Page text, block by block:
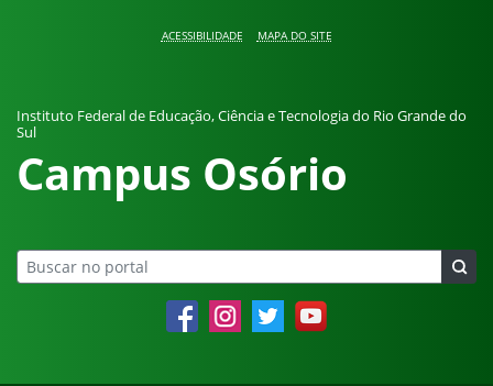
ACESSIBILIDADE MAPA DO SITE
Instituto Federal de Educação, Ciência e Tecnologia do Rio Grande do
Sul
Campus Osório
FacebookInstagramTwitter YouTube